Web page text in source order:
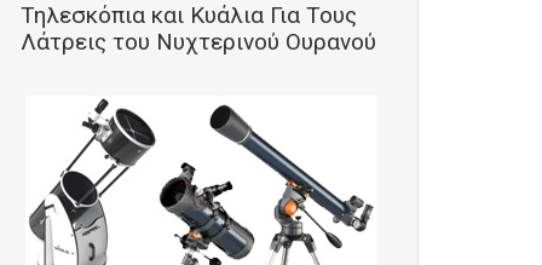
Τηλεσκόπια και Κυάλια Για Τους
Λάτρεις του Νυχτερινού Ουρανού